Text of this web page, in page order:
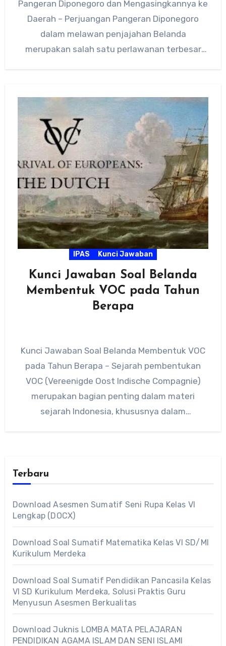
Pangeran Diponegoro dan Mengasingkannya ke
Daerah – Perjuangan Pangeran Diponegoro
dalam melawan penjajahan Belanda
merupakan salah satu perlawanan terbesar
IPAS Kunci Jawaban
Kunci Jawaban Soal Belanda
Membentuk VOC pada Tahun
Berapa
Kunci Jawaban Soal Belanda Membentuk VOC
pada Tahun Berapa – Sejarah pembentukan
VOC (Vereenigde Oost Indische Compagnie)
merupakan bagian penting dalam materi
sejarah Indonesia, khususnya dalam
Terbaru
Download Asesmen Sumatif Seni Rupa Kelas VI
Lengkap (DOCX)
Download Soal Sumatif Matematika Kelas VI SD/MI
Kurikulum Merdeka
Download Soal Sumatif Pendidikan Pancasila Kelas
VI SD Kurikulum Merdeka, Solusi Praktis Guru
Menyusun Asesmen Berkualitas
Download Juknis LOMBA MATA PELAJARAN
PENDIDIKAN AGAMA ISLAM DAN SENI ISLAMI